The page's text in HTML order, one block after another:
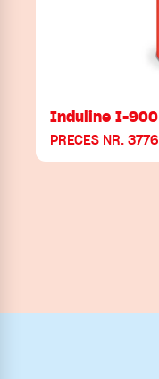
Induline I-900
PRECES NR. 3776